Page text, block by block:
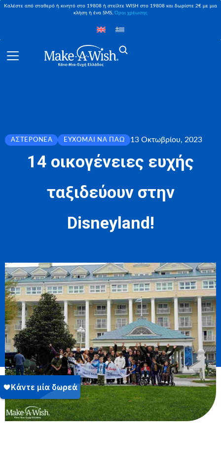
Καλέστε από σταθερό ή κινητό στο 19808 ή στείλτε WISH στο 19808 και δωρίστε 2€ με μια
κλήση ή ένα SMS,Όροι χρέωσης
ΑΣΤΕΡΟΝΈΑ ΕΎΧΟΜΑΙ ΝΑ ΠΆΩ 13 Οκτωβρίου, 2023
14 οικογένειες ευχής
ταξιδεύουν στην
Disneyland!